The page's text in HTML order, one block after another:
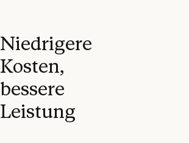
Niedrigere
Kosten,
bessere
Leistung